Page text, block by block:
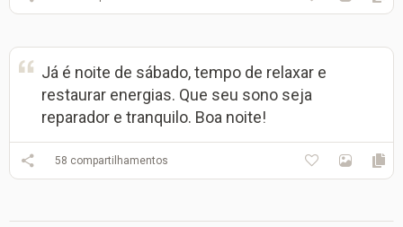
Já é noite de sábado, tempo de relaxar e
restaurar energias. Que seu sono seja
reparador e tranquilo. Boa noite!
58 compartilhamentos